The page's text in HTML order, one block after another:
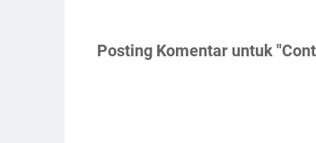
Posting Komentar untuk